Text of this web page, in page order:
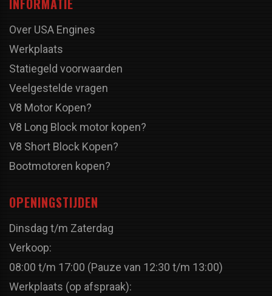
INFORMATIE
Over USA Engines
Werkplaats
Statiegeld voorwaarden
Veelgestelde vragen
V8 Motor Kopen?
V8 Long Block motor kopen?
V8 Short Block Kopen?
Bootmotoren kopen?
OPENINGSTIJDEN
Dinsdag t/m Zaterdag
Verkoop:
08:00 t/m 17:00 (Pauze van 12:30 t/m 13:00)
Werkplaats (op afspraak):